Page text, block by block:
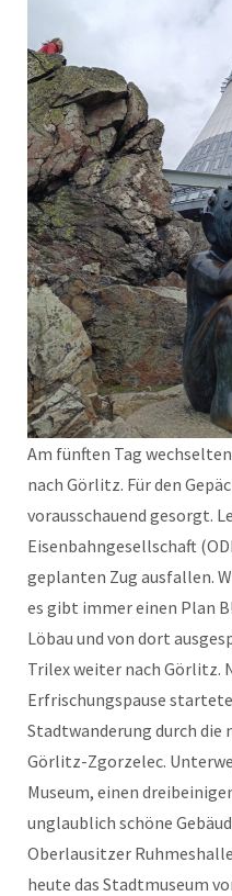
Am fünften Tag
nach Görlitz. Für den
vorausschauend gesorgt.
Eisenbahngesellschaft
geplanten Zug ausfallen.
es gibt immer einen Plan
Löbau und von dort
Trilex weiter nach Görlitz.
Erfrischungspause
Stadtwanderung durch die
Görlitz-Zgorzelec.
Museum, einen
unglaublich schöne
Oberlausitzer
heute das Stadtmuseum